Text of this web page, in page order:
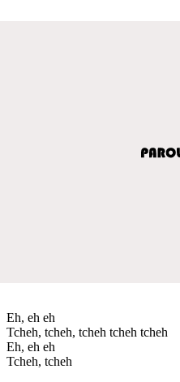
Eh, eh eh
Tcheh, tcheh, tcheh tcheh tcheh
Eh, eh eh
Tcheh, tcheh